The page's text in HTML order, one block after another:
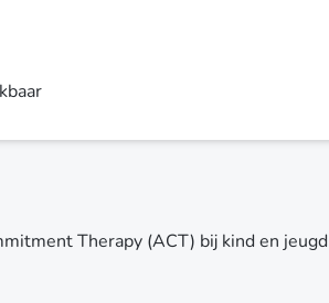
Therapy (ACT) bij kind en jeugd